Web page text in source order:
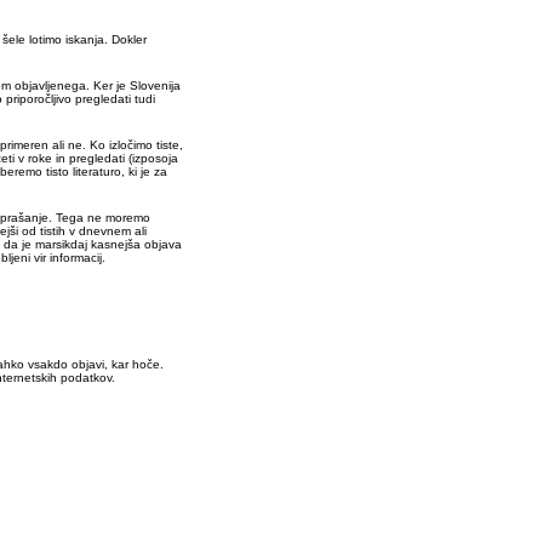
lotimo iskanja. Dokler
objavljenega. Ker je Slovenija
priporočljivo pregledati tudi
ali ne. Ko izločimo tiste,
v roke in pregledati (izposoja
tisto literaturo, ki je za
Tega ne moremo
od tistih v dnevnem ali
je marsikdaj kasnejša objava
vir informacij.
vsakdo objavi, kar hoče.
podatkov.